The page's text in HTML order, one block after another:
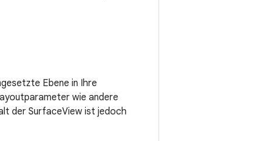
Ebene in Ihre
wie andere
der SurfaceView ist jedoch